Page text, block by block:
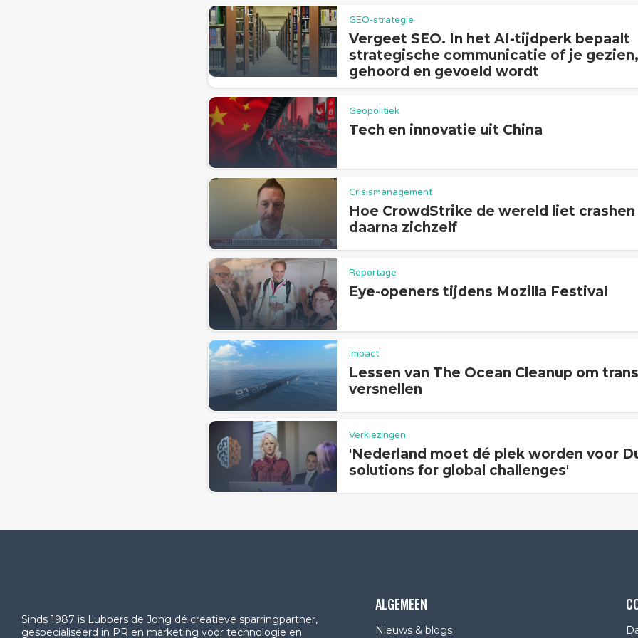
GEO-strategie
Vergeet SEO. In het AI-tijdperk bepaalt
strategische communicatie of je gezien,
gehoord en gevoeld wordt
Geopolitiek
Tech en innovatie uit China
Crisismanagement
Hoe CrowdStrike de wereld liet crashen
daarna zichzelf
Reportage
Eye-openers tijdens Mozilla Festival
Impact
Lessen van The Ocean Cleanup om
versnellen
Verkiezingen
'Nederland moet dé plek worden voor
solutions for global challenges'
Sinds 1987 is Lubbers de Jong dé creatieve sparringpartner,
gespecialiseerd in PR en marketing voor technologie en
ALGEMEEN
Nieuws & blogs